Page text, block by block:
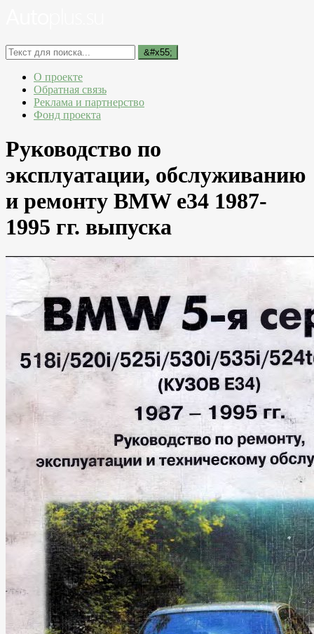
О проекте
Обратная связь
Реклама и партнерство
Фонд проекта
Руководство по
эксплуатации, обслуживанию
и ремонту BMW e34 1987-
1995 гг. выпуска